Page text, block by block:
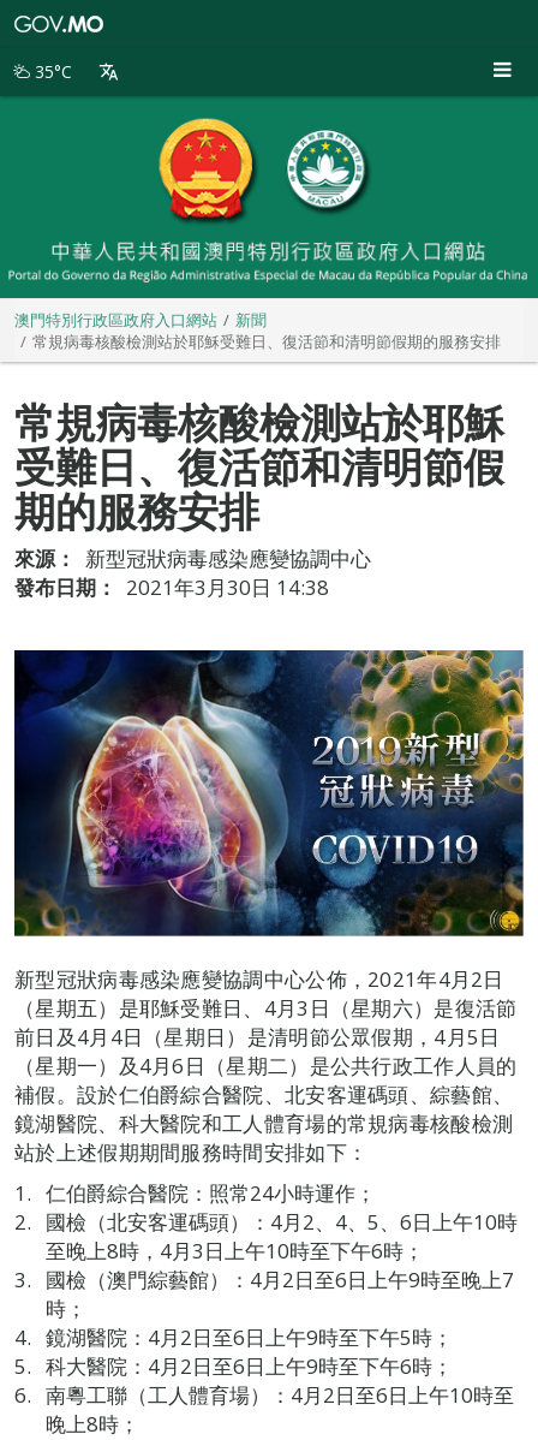
別
35°C
澳門特別行政區政府入口網站
新聞
常規病毒核酸檢測站於耶穌受難日、復活節和清明節假期的服務安排
常規病毒核酸檢測站於耶穌
受難日、復活節和清明節假
期的服務安排
來源：
新型冠狀病毒感染應變協調中心
發布日期：
2021年3月30日 14:38
新型冠狀病毒感染應變協調中心公佈，2021年4月2日
（星期五）是耶穌受難日、4月3日（星期六）是復活節
前日及4月4日（星期日）是清明節公眾假期，4月5日
（星期一）及4月6日（星期二）是公共行政工作人員的
補假。設於仁伯爵綜合醫院、北安客運碼頭、綜藝館、
鏡湖醫院、科大醫院和工人體育場的常規病毒核酸檢測
站於上述假期期間服務時間安排如下：
仁伯爵綜合醫院：照常24小時運作；
國檢（北安客運碼頭）：4月2、4、5、6日上午10時
至晚上8時，4月3日上午10時至下午6時；
國檢（澳門綜藝館）：4月2日至6日上午9時至晚上7
時；
鏡湖醫院：4月2日至6日上午9時至下午5時；
科大醫院：4月2日至6日上午9時至下午6時；
南粵工聯（工人體育場）：4月2日至6日上午10時至
晚上8時；